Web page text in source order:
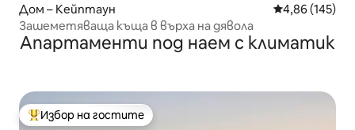
Дом – Кейптаун Средна
4,86 (145)
Зашеметяваща къща в върха на дявола
Апартаменти под наем с климатик
Най-популярен избор на гостите
Избор на гостите